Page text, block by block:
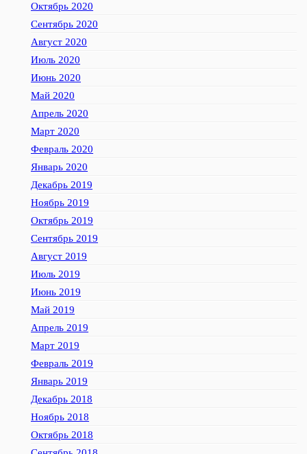
Октябрь 2020
Сентябрь 2020
Август 2020
Июль 2020
Июнь 2020
Май 2020
Апрель 2020
Март 2020
Февраль 2020
Январь 2020
Декабрь 2019
Ноябрь 2019
Октябрь 2019
Сентябрь 2019
Август 2019
Июль 2019
Июнь 2019
Май 2019
Апрель 2019
Март 2019
Февраль 2019
Январь 2019
Декабрь 2018
Ноябрь 2018
Октябрь 2018